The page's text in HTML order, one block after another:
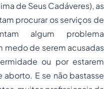
de Seus Cadáveres), as
procurar os serviços de
algum problema
medo de serem acusadas
ou por estarem
E se não bastasse